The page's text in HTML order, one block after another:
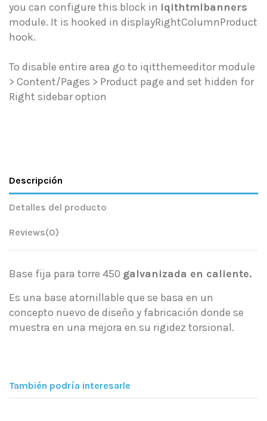
you can configure this block in iqithtmlbanners
module. It is hooked in displayRightColumnProduct
hook.
To disable entire area go to iqitthemeeditor module
> Content/Pages > Product page and set hidden for
Right sidebar option
Descripción
Detalles del producto
Reviews(0)
Base fija para torre 450 galvanizada en caliente.
Es una base atornillable que se basa en un
concepto nuevo de diseño y fabricación donde se
muestra en una mejora en su rigidez torsional.
También podría interesarle